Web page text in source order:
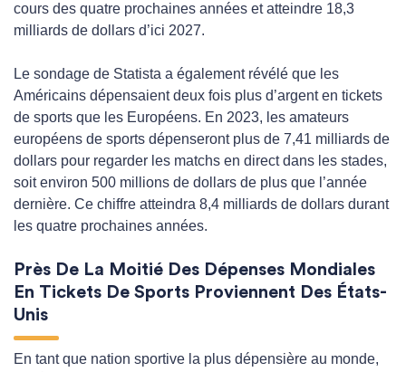
cours des quatre prochaines années et atteindre 18,3
milliards de dollars d’ici 2027.
Le sondage de Statista a également révélé que les
Américains dépensaient deux fois plus d’argent en tickets
de sports que les Européens. En 2023, les amateurs
européens de sports dépenseront plus de 7,41 milliards de
dollars pour regarder les matchs en direct dans les stades,
soit environ 500 millions de dollars de plus que l’année
dernière. Ce chiffre atteindra 8,4 milliards de dollars durant
les quatre prochaines années.
Près De La Moitié Des Dépenses Mondiales
En Tickets De Sports Proviennent Des États-
Unis
En tant que nation sportive la plus dépensière au monde,